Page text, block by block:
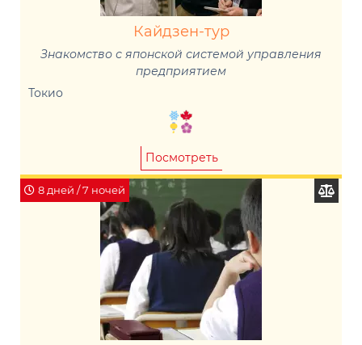
Кайдзен-тур
Знакомство с японской системой управления
предприятием
Токио
Посмотреть
8 дней / 7 ночей